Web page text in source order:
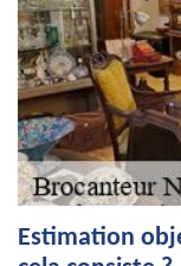
Estimation